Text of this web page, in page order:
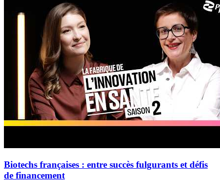
Biotechs françaises : entre succès fulgurants et défis
de financement